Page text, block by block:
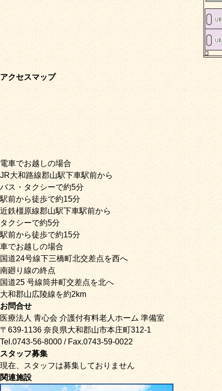
アクセスマップ
電車でお越しの場合
JR大和路線郡山駅下車駅前から
バス・タクシーで約5分
駅前から徒歩で約15分
近鉄橿原線郡山駅下車駅前から
タクシーで約5分
駅前から徒歩で約15分
車でお越しの場合
国道24号線下三橋町北交差点を西へ
南廻り線の終点
国道25 号線筒井町交差点を北へ
大和郡山広陵線を約2km
お問合せ
医療法人 青心会 介護付有料老人ホーム 準備室
〒639-1136 奈良県大和郡山市本庄町312-1
Tel.0743-56-8000 / Fax.0743-59-0022
スタッフ募集
現在、スタッフは募集しておりません
関連施設